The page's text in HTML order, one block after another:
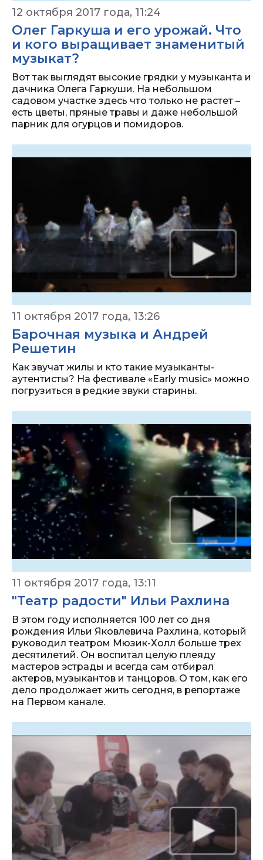
12 октября 2017 года, 11:24
Олег Гаркуша и его урожай. Что
и кого выращивает знаменитый
музыкат?
Вот так выглядят высокие грядки у музыканта и
дачника Олега Гаркуши. На небольшом
садовом участке здесь что только не растет –
есть цветы, пряные травы и даже небольшой
парник для огурцов и помидоров.
11 октября 2017 года, 13:26
Барочная музыка и Андрей
Решетин
Как звучат жилы и кто такие музыканты-
аутентисты? На фестивале «Early music» можно
погрузиться в редкие звуки старины.
11 октября 2017 года, 13:11
"Театр радости" Ильи Рахлина
В этом году исполняется 100 лет со дня
рождения Ильи Яковлевича Рахлина, который
руководил театром Мюзик-Холл больше трех
десятилетий. Он воспитал целую плеяду
мастеров эстрады и всегда сам отбирал
актеров, музыкантов и танцоров. О том, как его
дело продолжает жить сегодня, в репортаже
на Первом канале.